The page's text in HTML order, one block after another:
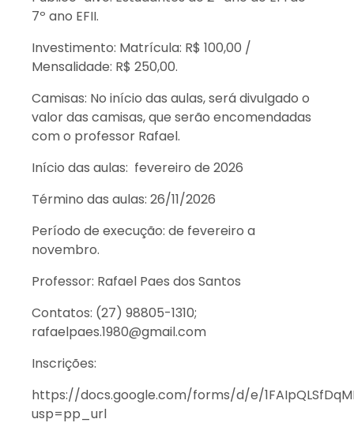
7º ano EFII.
Investimento: Matrícula: R$ 100,00 /
Mensalidade: R$ 250,00.
Camisas: No início das aulas, será divulgado o
valor das camisas, que serão encomendadas
com o professor Rafael.
Início das aulas: fevereiro de 2026
Término das aulas: 26/11/2026
Período de execução: de fevereiro a
novembro.
Professor: Rafael Paes dos Santos
Contatos: (27) 98805-1310;
rafaelpaes.1980@gmail.com
Inscrições:
https://docs.google.com/forms/d/e/
usp=pp_url